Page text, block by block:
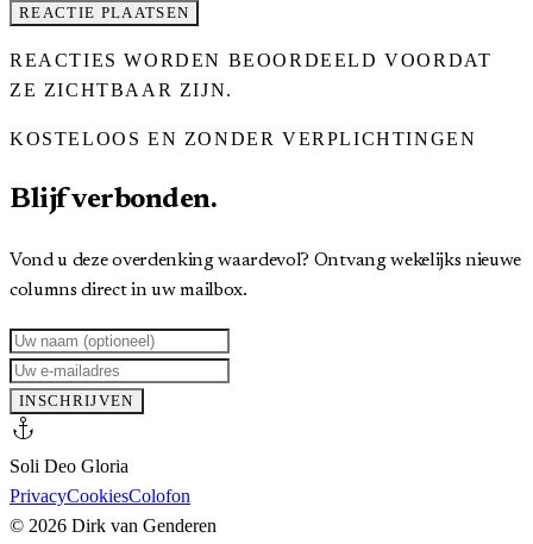
REACTIE PLAATSEN
REACTIES WORDEN BEOORDEELD VOORDAT
ZE ZICHTBAAR ZIJN.
KOSTELOOS EN ZONDER VERPLICHTINGEN
Blijf verbonden.
Vond u deze overdenking waardevol? Ontvang wekelijks nieuwe
columns direct in uw mailbox.
INSCHRIJVEN
anchor
Soli Deo Gloria
PrivacyCookiesColofon
© 2026 Dirk van Genderen